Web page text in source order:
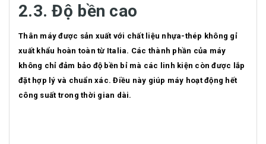
2.3. Độ bền cao
Thân máy được sản xuất với chất liệu nhựa-thép không gỉ
xuất khẩu hoàn toàn từ Italia. Các thành phần của máy
không chỉ đảm bảo độ bền bỉ mà các linh kiện còn được lắp
đặt hợp lý và chuẩn xác. Điều này giúp máy hoạt động hết
công suất trong thời gian dài.